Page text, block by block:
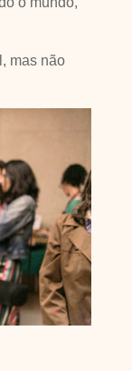
mas não